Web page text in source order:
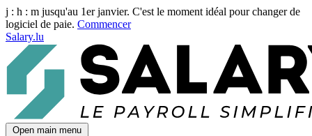
j : h : m jusqu'au 1er janvier. C'est le moment idéal pour changer de
logiciel de paie. Commencer
Salary.lu
Open main menu